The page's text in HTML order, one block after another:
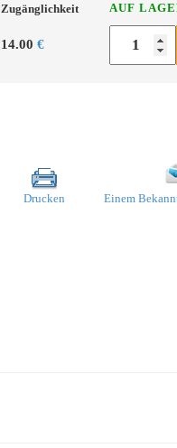
Zugänglichkeit AUF
14.00 €
Drucken Einem